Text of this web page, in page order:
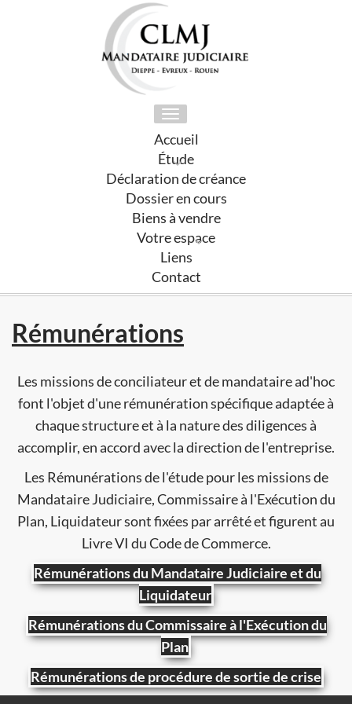
Toggle
navigation
Accueil
Étude
Déclaration de créance
Dossier en cours
Biens à vendre
Votre espace
Liens
Contact
Rémunérations
Les missions de conciliateur et de mandataire ad'hoc
font l'objet d'une rémunération spécifique adaptée à
chaque structure et à la nature des diligences à
accomplir, en accord avec la direction de l'entreprise.
Les Rémunérations de l'étude pour les missions de
Mandataire Judiciaire, Commissaire à l'Exécution du
Plan, Liquidateur sont fixées par arrêté et figurent au
Livre VI du Code de Commerce.
Rémunérations du Mandataire Judiciaire et du
Liquidateur
Rémunérations du Commissaire à l'Exécution du
Plan
Rémunérations de procédure de sortie de crise